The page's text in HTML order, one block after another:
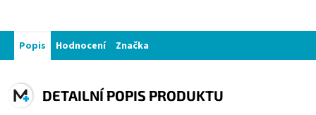
Popis Hodnocení Značka
DETAILNÍ POPIS PRODUKTU